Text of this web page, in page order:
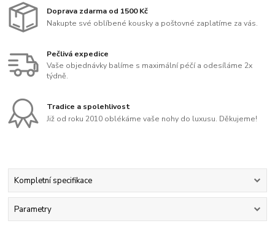
Doprava zdarma od 1500 Kč
Nakupte své oblíbené kousky a poštovné zaplatíme za vás.
Pečlivá expedice
Vaše objednávky balíme s maximální péčí a odesíláme 2x
týdně.
Tradice a spolehlivost
Již od roku 2010 oblékáme vaše nohy do luxusu. Děkujeme!
Kompletní specifikace
Parametry